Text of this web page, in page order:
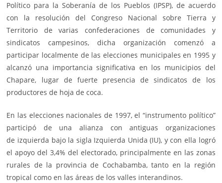
Político para la Soberanía de los Pueblos (IPSP), de acuerdo
con la resolución del Congreso Nacional sobre Tierra y
Territorio de varias confederaciones de comunidades y
sindicatos campesinos, dicha organización comenzó a
participar localmente de las elecciones municipales en 1995 y
alcanzó una importancia significativa en los municipios del
Chapare, lugar de fuerte presencia de sindicatos de los
productores de hoja de coca.
En las elecciones nacionales de 1997, el “instrumento político”
participó de una alianza con antiguas organizaciones
de izquierda bajo la sigla Izquierda Unida (IU), y con ella logró
el apoyo del 3,4% del electorado, principalmente en las zonas
rurales de la provincia de Cochabamba, tanto en la región
tropical como en las áreas de los valles interandinos.